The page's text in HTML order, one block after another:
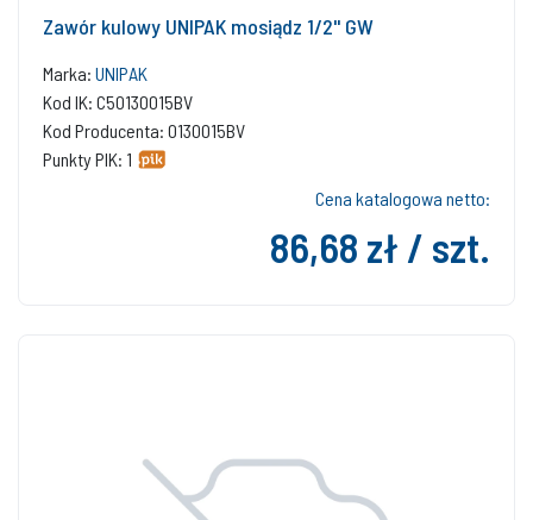
Zawór kulowy UNIPAK mosiądz 1/2'' GW
Marka: UNIPAK
Kod IK: C50130015BV
Kod Producenta: 0130015BV
Punkty PIK: 1
Cena katalogowa netto:
86,68 zł / szt.